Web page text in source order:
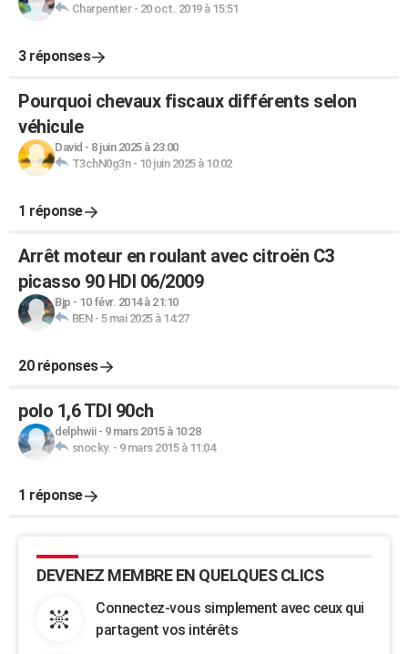
Charpentier- 20 oct. 2019 à 15:51
3 réponses
Pourquoi chevaux fiscaux différents selon
véhicule
David - 8 juin 2025 à 23:00
T3chN0g3n- 10 juin 2025 à 10:02
1 réponse
Arrêt moteur en roulant avec citroën C3
picasso 90 HDI 06/2009
Bjp - 10 févr. 2014 à 21:10
BEN- 5 mai 2025 à 14:27
20 réponses
polo 1,6 TDI 90ch
delphwii- 9 mars 2015 à 10:28
snocky. - 9 mars 2015 à 11:04
1 réponse
DEVENEZ MEMBRE EN QUELQUES CLICS
Connectez-vous simplement avec ceux qui
partagent vos intérêts